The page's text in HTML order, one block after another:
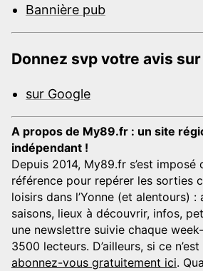
Bannière pub
Donnez svp votre avis
sur Google
A propos de My89.fr : un site
indépendant !
Depuis 2014, My89.fr s’est imposé
référence pour repérer les sorties
loisirs dans l’Yonne (et alentours)
saisons, lieux à découvrir, infos,
une newslettre suivie chaque
3500 lecteurs. D’ailleurs, si ce
abonnez-vous gratuitement ici.